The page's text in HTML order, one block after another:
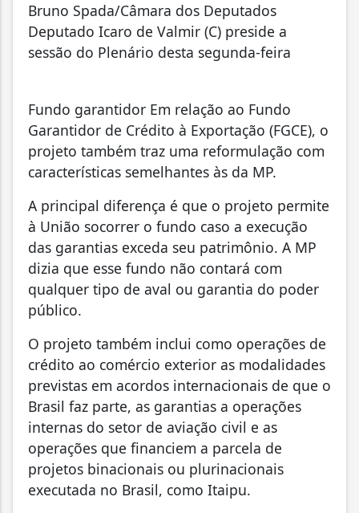
Bruno Spada/Câmara dos Deputados
Deputado Icaro de Valmir (C) preside a
sessão do Plenário desta segunda-feira
Fundo garantidor Em relação ao Fundo
Garantidor de Crédito à Exportação (FGCE), o
projeto também traz uma reformulação com
características semelhantes às da MP.
A principal diferença é que o projeto permite
à União socorrer o fundo caso a execução
das garantias exceda seu patrimônio. A MP
dizia que esse fundo não contará com
qualquer tipo de aval ou garantia do poder
público.
O projeto também inclui como operações de
crédito ao comércio exterior as modalidades
previstas em acordos internacionais de que o
Brasil faz parte, as garantias a operações
internas do setor de aviação civil e as
operações que financiem a parcela de
projetos binacionais ou plurinacionais
executada no Brasil, como Itaipu.